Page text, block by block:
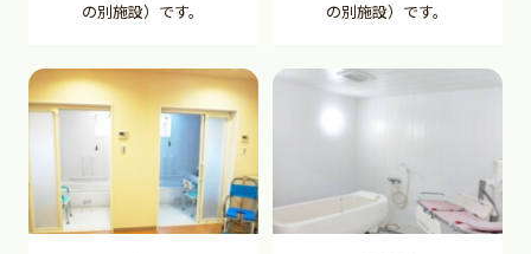
の別施設）です。
の別施設）です。